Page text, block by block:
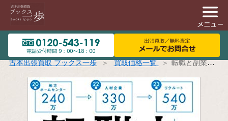
古本出張買取 ブックス一歩 買取価格一覧 転職と副業のかけ算 生涯年収を最大化する生き方